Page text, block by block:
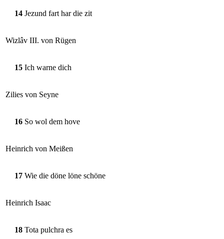
14 Jezund fart har die zit
Wizlâv III. von Rügen
15 Ich warne dich
Zilies von Seyne
16 So wol dem hove
Heinrich von Meißen
17 Wie die döne löne schöne
Heinrich Isaac
18 Tota pulchra es